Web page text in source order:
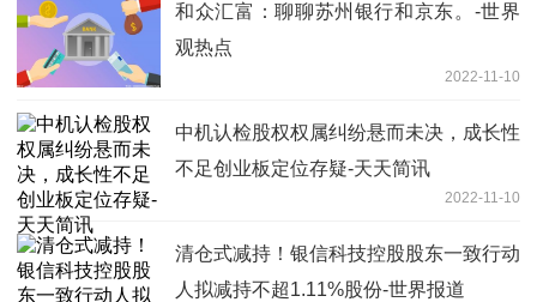
和众汇富：聊聊苏州银行和京东。-世界
观热点
2022-11-10
中机认检股权权属纠纷悬而未决，成长性
不足创业板定位存疑-天天简讯
2022-11-10
清仓式减持！银信科技控股股东一致行动
人拟减持不超1.11%股份-世界报道